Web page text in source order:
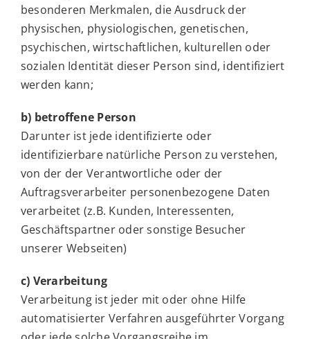
besonderen Merkmalen, die Ausdruck der
physischen, physiologischen, genetischen,
psychischen, wirtschaftlichen, kulturellen oder
sozialen Identität dieser Person sind, identifiziert
werden kann;
b) betroffene Person
Darunter ist jede identifizierte oder
identifizierbare natürliche Person zu verstehen,
von der der Verantwortliche oder der
Auftragsverarbeiter personenbezogene Daten
verarbeitet (z.B. Kunden, Interessenten,
Geschäftspartner oder sonstige Besucher
unserer Webseiten)
c) Verarbeitung
Verarbeitung ist jeder mit oder ohne Hilfe
automatisierter Verfahren ausgeführter Vorgang